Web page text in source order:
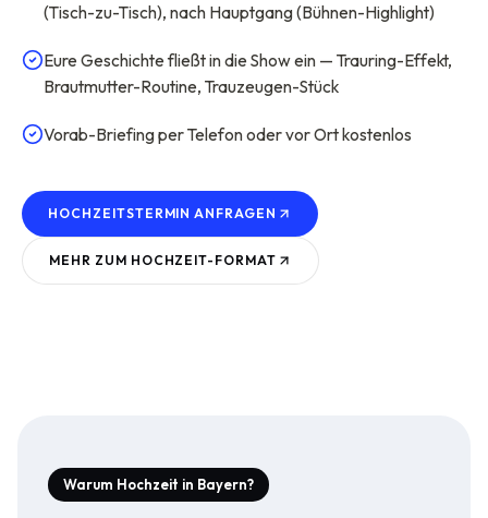
(Tisch-zu-Tisch), nach Hauptgang (Bühnen-Highlight)
Eure Geschichte fließt in die Show ein — Trauring-Effekt,
Brautmutter-Routine, Trauzeugen-Stück
Vorab-Briefing per Telefon oder vor Ort kostenlos
HOCHZEITSTERMIN ANFRAGEN
MEHR ZUM HOCHZEIT-FORMAT
Warum Hochzeit in Bayern?